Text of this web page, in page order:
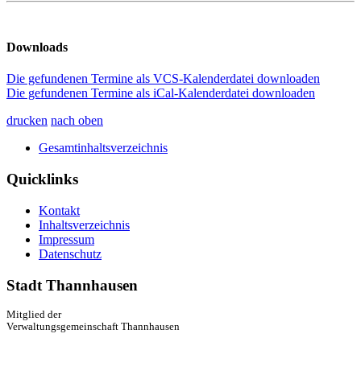
Downloads
Die gefundenen Termine als VCS-Kalenderdatei downloaden
Die gefundenen Termine als iCal-Kalenderdatei downloaden
drucken nach oben
Gesamtinhaltsverzeichnis
Quicklinks
Kontakt
Inhaltsverzeichnis
Impressum
Datenschutz
Stadt Thannhausen
Mitglied der
Verwaltungsgemeinschaft Thannhausen